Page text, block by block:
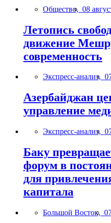
Общество, 08
Летопись
движение
современность
Экспресс-анализ,
Азербайджан
управление
Экспресс-анализ,
Баку
форум в
для
капитала
Большой Восток,